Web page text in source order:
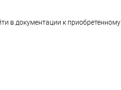
в документации к приобретенному